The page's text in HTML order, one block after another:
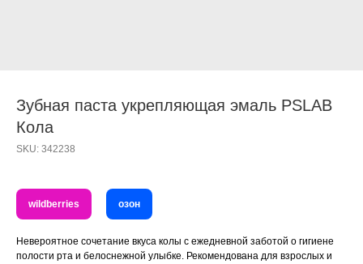
Зубная паста укрепляющая эмаль PSLAB
Кола
SKU: 342238
wildberries озон
Невероятное сочетание вкуса колы с ежедневной заботой о гигиене
полости рта и белоснежной улыбке. Рекомендована для взрослых и